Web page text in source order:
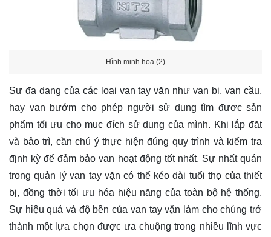
Hình minh họa (2)
Sự đa dạng của các loại van tay vặn như van bi, van cầu,
hay van bướm cho phép người sử dụng tìm được sản
phẩm tối ưu cho mục đích sử dụng của mình. Khi lắp đặt
và bảo trì, cần chú ý thực hiện đúng quy trình và kiểm tra
định kỳ để đảm bảo van hoạt động tốt nhất. Sự nhất quán
trong quản lý van tay vặn có thể kéo dài tuổi thọ của thiết
bị, đồng thời tối ưu hóa hiệu năng của toàn bộ hệ thống.
Sự hiệu quả và độ bền của van tay vặn làm cho chúng trở
thành một lựa chọn được ưa chuộng trong nhiều lĩnh vực